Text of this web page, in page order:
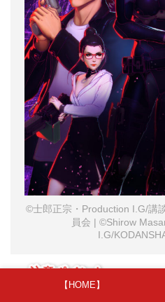
©士郎正宗・Production I.G/講
員会 | ©Shirow
I.G/
注意ポイント
【HOME】